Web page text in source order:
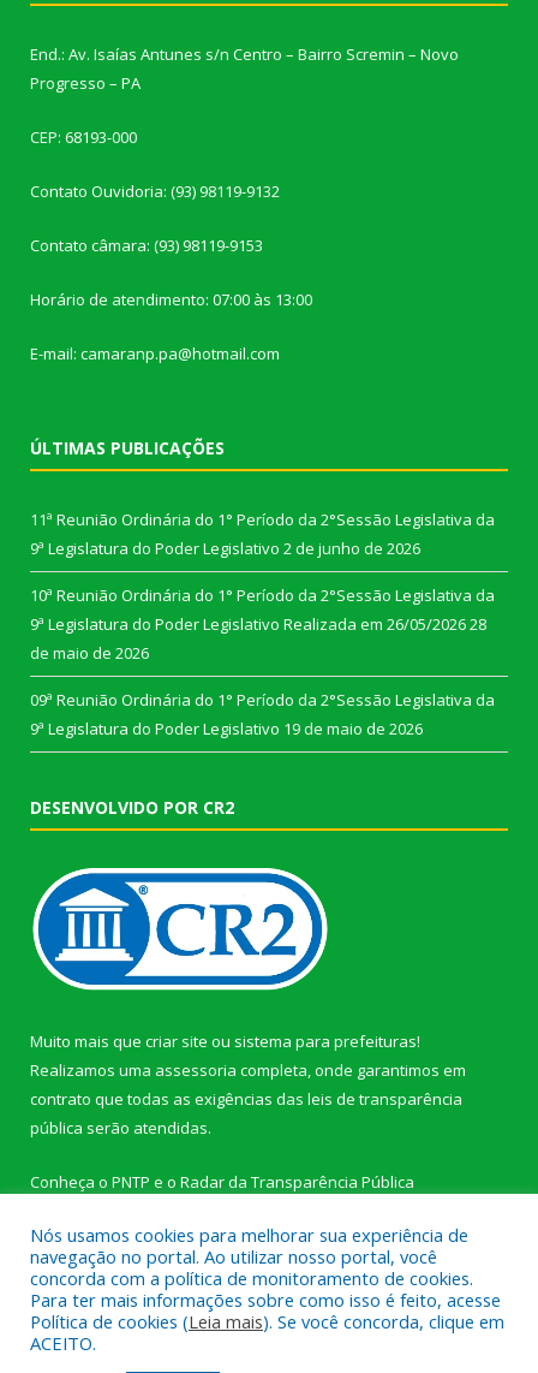
End.: Av. Isaías Antunes s/n Centro – Bairro Scremin – Novo
Progresso – PA
CEP: 68193-000
Contato Ouvidoria: (93) 98119-9132
Contato câmara: (93) 98119-9153
Horário de atendimento: 07:00 às 13:00
E-mail: camaranp.pa@hotmail.com
ÚLTIMAS PUBLICAÇÕES
11ª Reunião Ordinária do 1° Período da 2°Sessão Legislativa da
9ª Legislatura do Poder Legislativo 2 de junho de 2026
10ª Reunião Ordinária do 1° Período da 2°Sessão Legislativa da
9ª Legislatura do Poder Legislativo Realizada em 26/05/202628
de maio de 2026
09ª Reunião Ordinária do 1° Período da 2°Sessão Legislativa da
9ª Legislatura do Poder Legislativo 19 de maio de 2026
DESENVOLVIDO POR CR2
Muito mais que criar site ou sistema para prefeituras!
Realizamos uma assessoria completa, onde garantimos em
contrato que todas as exigências das leis de transparência
pública serão atendidas.
Conheça o PNTP e o Radar da Transparência Pública
Todos os direitos reservados a Câmara Municipal de Novo
Progresso.
Nós usamos cookies para melhorar sua experiência de
navegação no portal. Ao utilizar nosso portal, você
concorda com a política de monitoramento de cookies.
Para ter mais informações sobre como isso é feito, acesse
Política de cookies (Leia mais). Se você concorda, clique em
ACEITO.